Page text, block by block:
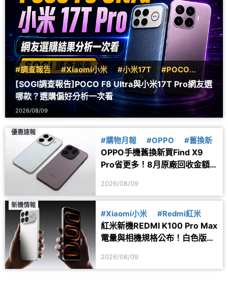
#調查報告 #Xiaomi小米 #小米17T
#POCO
#F8
[SOGI調查報告]POCO F8 Ultra與小米17T Pro網友選
哪款？選購偏好分析一次看
2026/08/09
優惠速報
#購物月報 #OPPO #舊換新
OPPO手機舊換新買Find X9
Pro省更多！8月原廠回收金額
2026/08/09
新機情報
#Xiaomi小米 #Redmi紅米
紅米新機REDMI K100 Pro Max
電量與相機規格公布！白色版本
2026/08/09